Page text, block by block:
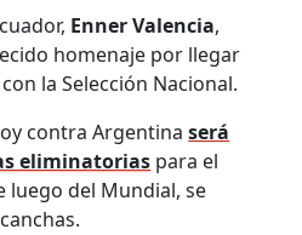
Enner Valencia,
homenaje por llegar
la Selección Nacional.
contra Argentinaserá
eliminatorias para el
luego del Mundial, se